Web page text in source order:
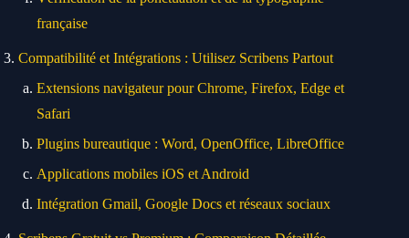
française
Compatibilité et Intégrations : Utilisez Scribens Partout
Extensions navigateur pour Chrome, Firefox, Edge et
Safari
Plugins bureautique : Word, OpenOffice, LibreOffice
Applications mobiles iOS et Android
Intégration Gmail, Google Docs et réseaux sociaux